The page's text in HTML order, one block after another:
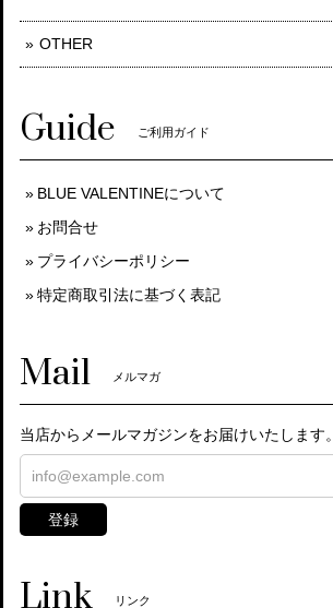
OTHER
Guide ご利用ガイド
BLUE VALENTINEについて
お問合せ
プライバシーポリシー
特定商取引法に基づく表記
Mail メルマガ
当店からメールマガジンをお届けいたします。
登録
Link リンク